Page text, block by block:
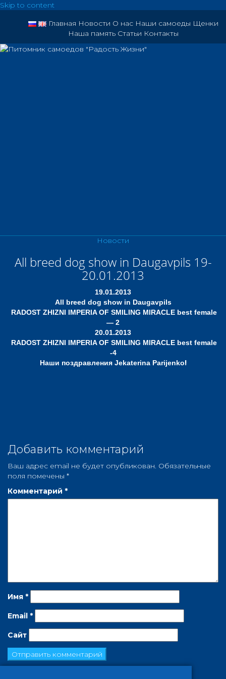
Skip to content
Главная Новости О нас Наши самоеды Щенки
Наша память Статьи Контакты
Новости
All breed dog show in Daugavpils 19-
20.01.2013
19.01.2013
All breed dog show in Daugavpils
RADOST ZHIZNI IMPERIA OF SMILING MIRACLE best female
— 2
20.01.2013
RADOST ZHIZNI IMPERIA OF SMILING MIRACLE best female
-4
Наши поздравления Jekaterina Parijenko!
Добавить комментарий
Ваш адрес email не будет опубликован. Обязательные
поля помечены *
Комментарий *
Имя *
Email *
Сайт